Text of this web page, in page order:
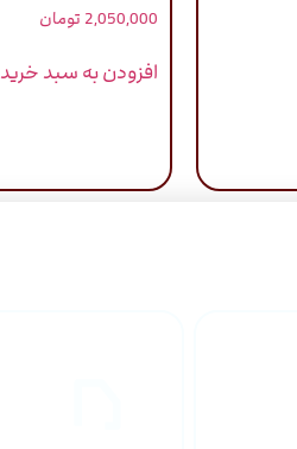
نمره
5.00
2,050,000 تومان
افزودن به سبد خرید